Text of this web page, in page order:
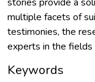
multiple facets of
testimonies, the
experts in the
Keywords